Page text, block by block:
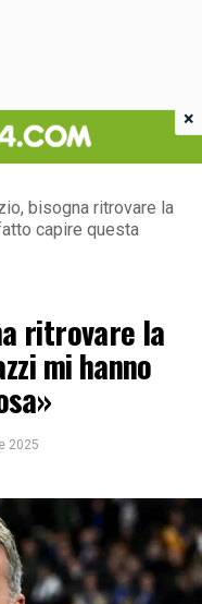
bisogna ritrovare la
capire questa
ritrovare la
mi hanno
2025
×